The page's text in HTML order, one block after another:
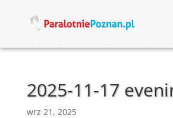
2025-11-17
wrz 21, 2025